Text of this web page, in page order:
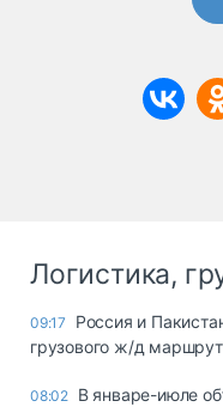
Логистика,
09:17
Россия и
грузового ж/д
08:02 В январе-июле